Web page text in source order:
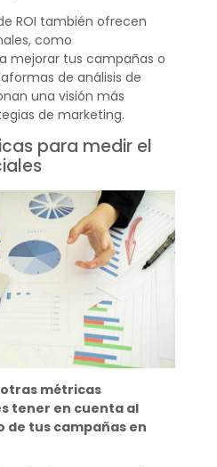
ROI también ofrecen
como
mejorar tus campañas o
de análisis de
una visión más
de marketing.
para medir el
otras métricas
tener en cuenta al
tus campañas en